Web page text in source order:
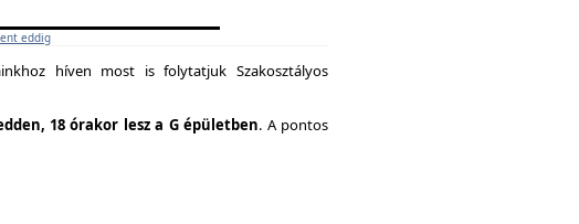
eddig
híven most is folytatjuk Szakosztályos
18 órakor lesz a G épületben. A pontos